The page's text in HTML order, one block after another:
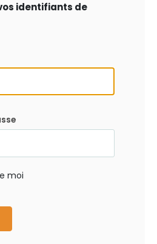
identifiants de
moi